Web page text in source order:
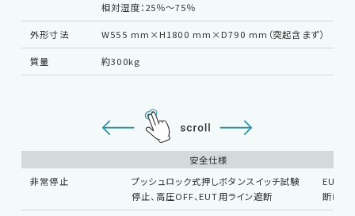
HOME
ニュース 会社概要
相対湿度：25％～75％
外形寸法 W555 mm×H1800 mm×D790 mm（突起含まず）
質量 約300kg
安全仕様
非常停止
プッシュロック式押しボタンスイッチ試験
停止、高圧OFF、EUT用ライン遮断
EUT用
断は選